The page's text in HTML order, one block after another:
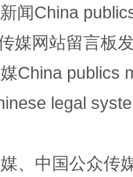
效落实 一纸欠
闻China
媒网站留言板
China publics
legal
、中国公众传